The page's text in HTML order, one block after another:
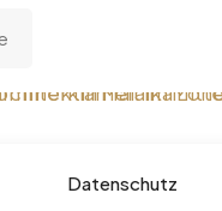
Datenschutz
statt